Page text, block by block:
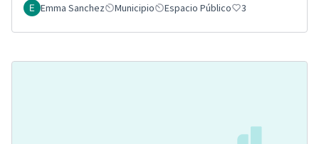
Emma Sanchez
Municipio Espacio Público 3